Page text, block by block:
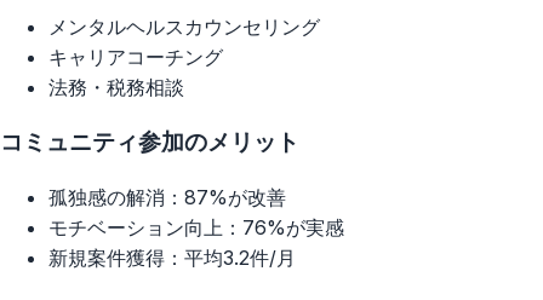
メンタルヘルスカウンセリング
キャリアコーチング
法務・税務相談
コミュニティ参加のメリット
孤独感の解消：87%が改善
モチベーション向上：76%が実感
新規案件獲得：平均3.2件/月